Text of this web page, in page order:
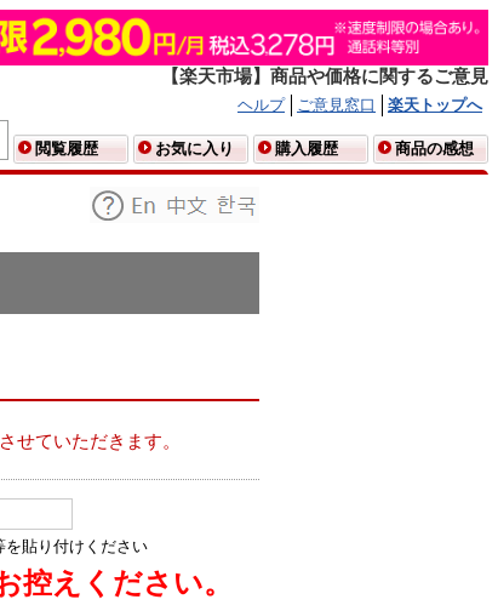
【楽天市場】商品や価格に関するご意見
ヘルプ ご意見窓口
楽天トップへ
閲覧履歴 お気に入り 購入履歴 商品の感想
せていただきます。
貼り付けください
控えください。